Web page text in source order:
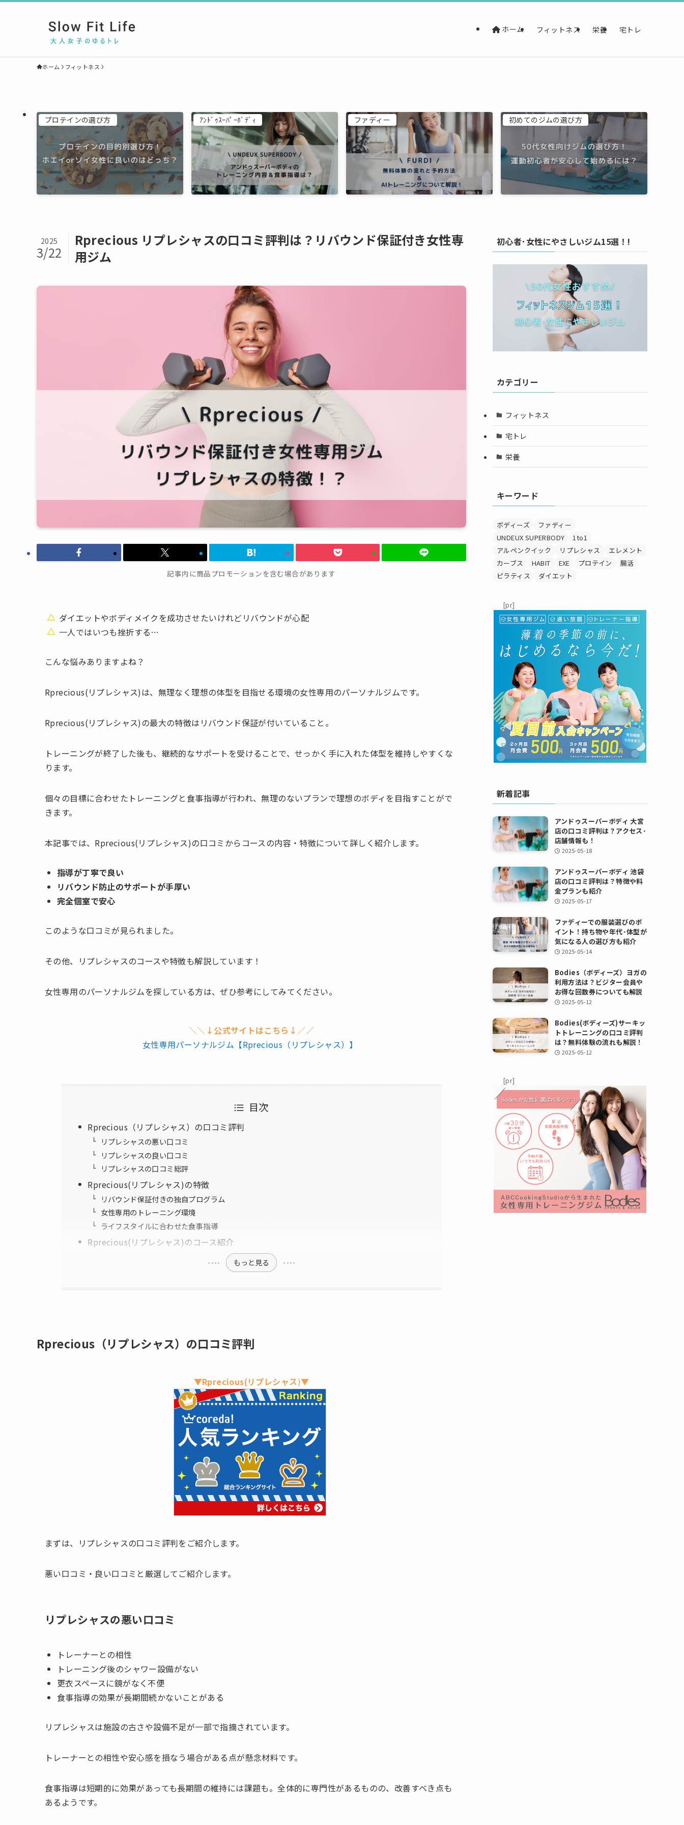
ホーム フィットネス 栄養 宅トレ
ホーム フィットネス
プロテインの選び方 ｱﾝﾄﾞｩｽｰﾊﾟｰﾎﾞﾃﾞｨ ファディー 初めてのジムの選び方
Rprecious リプレシャスの口コミ評判は？リバウンド保証付き女性専
用ジム
2025
3/22
記事内に商品プロモーションを含む場合があります
ダイエットやボディメイクを成功させたいけれどリバウンドが心配
一人ではいつも挫折する…
こんな悩みありますよね？
Rprecious(リプレシャス)は、無理なく理想の体型を目指せる環境の女性専用のパーソナルジムです。
Rprecious(リプレシャス)の最大の特徴はリバウンド保証が付いていること。
トレーニングが終了した後も、継続的なサポートを受けることで、せっかく手に入れた体型を維持しやすくな
ります。
個々の目標に合わせたトレーニングと食事指導が行われ、無理のないプランで理想のボディを目指すことがで
きます。
本記事では、Rprecious(リプレシャス)の口コミからコースの内容・特徴について詳しく紹介します。
指導が丁寧で良い
リバウンド防止のサポートが手厚い
完全個室で安心
このような口コミが見られました。
その他、リプレシャスのコースや特徴も解説しています！
女性専用のパーソナルジムを探している方は、ぜひ参考にしてみてください。
＼＼↓公式サイトはこちら↓／／
女性専用パーソナルジム【Rprecious（リプレシャス）】
目次
Rprecious（リプレシャス）の口コミ評判
リプレシャスの悪い口コミ
リプレシャスの良い口コミ
リプレシャスの口コミ総評
Rprecious(リプレシャス)の特徴
リバウンド保証付きの独自プログラム
女性専用のトレーニング環境
ライフスタイルに合わせた食事指導
Rprecious(リプレシャス)のコース紹介
もっと見る
Rprecious（リプレシャス）の口コミ評判
▼Rprecious(リプレシャス)▼
まずは、リプレシャスの口コミ評判をご紹介します。
悪い口コミ・良い口コミと厳選してご紹介します。
リプレシャスの悪い口コミ
トレーナーとの相性
トレーニング後のシャワー設備がない
更衣スペースに鏡がなく不便
食事指導の効果が長期間続かないことがある
リプレシャスは施設の古さや設備不足が一部で指摘されています。
トレーナーとの相性や安心感を損なう場合がある点が懸念材料です。
食事指導は短期的に効果があっても長期間の維持には課題も。全体的に専門性があるものの、改善すべき点も
あるようです。
初心者･女性にやさしいジム15選！!
カテゴリー
フィットネス
宅トレ
栄養
キーワード
ボディーズ
ファディー
UNDEUX SUPERBODY
1to1
アルペンクイック
リプレシャス
エレメント
カーブス
HABIT EXE プロテイン
腸活
ピラティス
ダイエット
[pr]
新着記事
アンドゥスーパーボディ 大宮
店の口コミ評判は？アクセス･
店舗情報も！
2025-05-18
アンドゥスーパーボディ 池袋
店の口コミ評判は？特徴や料
金プランも紹介
2025-05-17
ファディーでの服装選びのポ
イント！持ち物や年代･体型が
気になる人の選び方も紹介
2025-05-14
Bodies（ボディーズ）ヨガの
利用方法は？ビジター会員や
お得な回数券についても解説
2025-05-12
Bodies(ボディーズ)サーキッ
トトレーニングの口コミ評判
は？無料体験の流れも解説！
2025-05-12
[pr]